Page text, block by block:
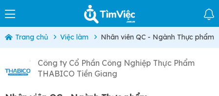
Trang chủ Việc làm Nhân viên QC - Ngành Thực phẩm
Công ty Cổ Phần Công Nghiệp Thực Phẩm
THABICO Tiền Giang